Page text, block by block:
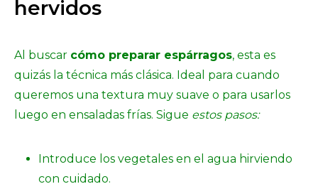
hervidos
Al buscar cómo preparar espárragos, esta es
quizás la técnica más clásica. Ideal para cuando
queremos una textura muy suave o para usarlos
luego en ensaladas frías. Sigue estos pasos:
Introduce los vegetales en el agua hirviendo
con cuidado.